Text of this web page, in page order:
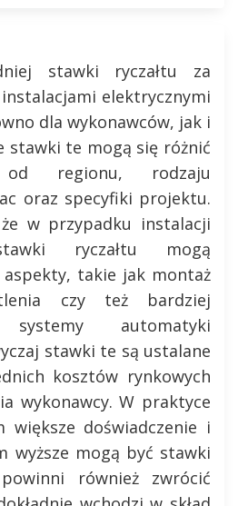
stawki ryczałtu za
instalacjami elektrycznymi
dla wykonawców, jak i
stawki te mogą się różnić
regionu, rodzaju
oraz specyfiki projektu.
w przypadku instalacji
ryczałtu mogą
takie jak montaż
czy też bardziej
systemy automatyki
stawki te są ustalane
kosztów rynkowych
wykonawcy. W praktyce
większe doświadczenie i
wyższe mogą być stawki
również zwrócić